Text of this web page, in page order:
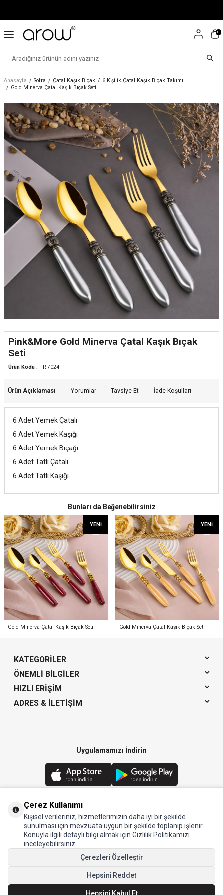
0
Anasayfa / Sofra / Çatal Kaşık Bıçak / 6 Kişilik Çatal Kaşık Bıçak Takımı
/ Gold Minerva Çatal Kaşık Bıçak Seti
Pink&More Gold Minerva Çatal Kaşık Bıçak
Seti
Ürün Kodu : TR-7024
Ürün Açıklaması Yorumlar Tavsiye Et İade Koşulları
6 Adet Yemek Çatalı
6 Adet Yemek Kaşığı
6 Adet Yemek Bıçağı
6 Adet Tatlı Çatalı
6 Adet Tatlı Kaşığı
Bunları da Beğenebilirsiniz
YENI
Gold Minerva Çatal Kaşık Bıçak Seti
YENI
Gold Minerva Çatal Kaşık Bıçak Seti
KATEGORILER
ÖNEMLI BILGILER
HIZLI ERIŞIM
ADRES & İLETIŞIM
Uygulamamızı İndirin
© 2024 Arow - Tüm hakları saklıdır.
Çerez Kullanımı
Kişisel verileriniz, hizmetlerimizin daha iyi bir şekilde
sunulması için mevzuata uygun bir şekilde toplanıp işlenir.
Konuyla ilgili detaylı bilgi almak için Gizlilik Politikamızı
inceleyebilirsiniz.
Çerezleri Özelleştir
Hepsini Reddet
Hepsini Kabul Et